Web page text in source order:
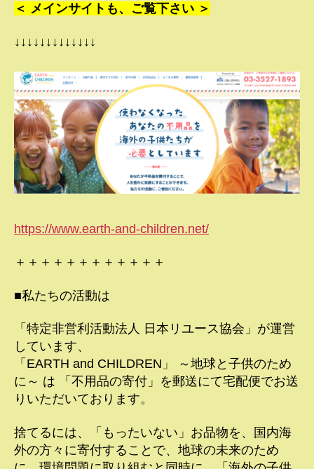
＜ メインサイトも、ご覧下さい ＞
↓↓↓↓↓↓↓↓↓↓↓↓↓
https://www.earth-and-children.net/
＋＋＋＋＋＋＋＋＋＋＋＋
■私たちの活動は
「特定非営利活動法人 日本リユース協会」が運営
しています、
「EARTH and CHILDREN」 ～地球と子供のため
に～ は 「不用品の寄付」を郵送にて宅配便でお送
りいただいております。
捨てるには、「もったいない」お品物を、国内海
外の方々に寄付することで、地球の未来のため